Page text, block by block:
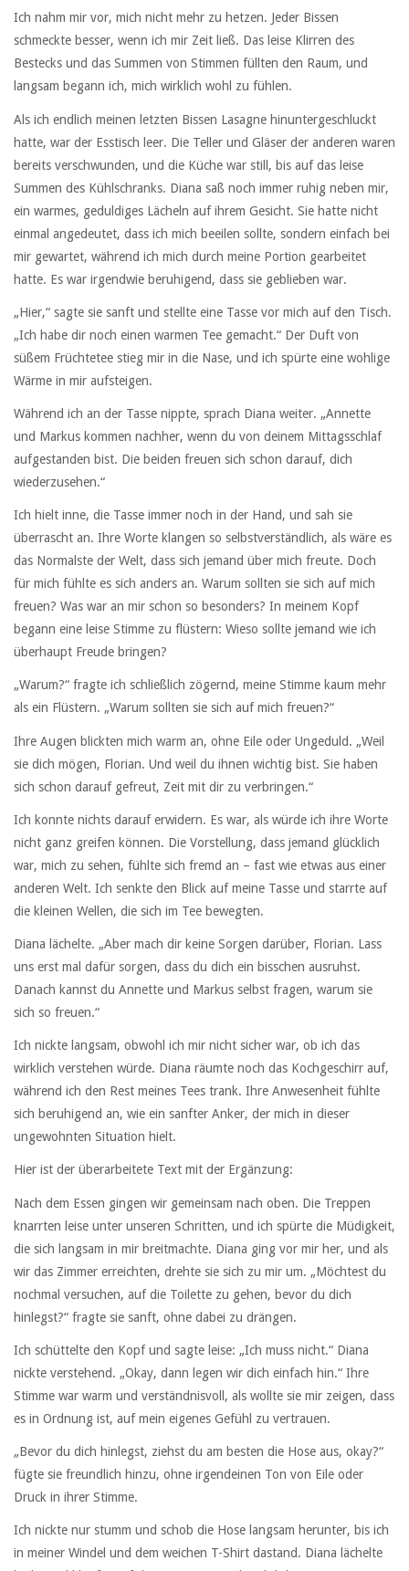
Ich nahm mir vor, mich nicht mehr zu hetzen. Jeder Bissen
schmeckte besser, wenn ich mir Zeit ließ. Das leise Klirren des
Bestecks und das Summen von Stimmen füllten den Raum, und
langsam begann ich, mich wirklich wohl zu fühlen.
Als ich endlich meinen letzten Bissen Lasagne hinuntergeschluckt
hatte, war der Esstisch leer. Die Teller und Gläser der anderen waren
bereits verschwunden, und die Küche war still, bis auf das leise
Summen des Kühlschranks. Diana saß noch immer ruhig neben mir,
ein warmes, geduldiges Lächeln auf ihrem Gesicht. Sie hatte nicht
einmal angedeutet, dass ich mich beeilen sollte, sondern einfach bei
mir gewartet, während ich mich durch meine Portion gearbeitet
hatte. Es war irgendwie beruhigend, dass sie geblieben war.
„Hier,“ sagte sie sanft und stellte eine Tasse vor mich auf den Tisch.
„Ich habe dir noch einen warmen Tee gemacht.“ Der Duft von
süßem Früchtetee stieg mir in die Nase, und ich spürte eine wohlige
Wärme in mir aufsteigen.
Während ich an der Tasse nippte, sprach Diana weiter. „Annette
und Markus kommen nachher, wenn du von deinem Mittagsschlaf
aufgestanden bist. Die beiden freuen sich schon darauf, dich
wiederzusehen.“
Ich hielt inne, die Tasse immer noch in der Hand, und sah sie
überrascht an. Ihre Worte klangen so selbstverständlich, als wäre es
das Normalste der Welt, dass sich jemand über mich freute. Doch
für mich fühlte es sich anders an. Warum sollten sie sich auf mich
freuen? Was war an mir schon so besonders? In meinem Kopf
begann eine leise Stimme zu flüstern: Wieso sollte jemand wie ich
überhaupt Freude bringen?
„Warum?“ fragte ich schließlich zögernd, meine Stimme kaum mehr
als ein Flüstern. „Warum sollten sie sich auf mich freuen?“
Ihre Augen blickten mich warm an, ohne Eile oder Ungeduld. „Weil
sie dich mögen, Florian. Und weil du ihnen wichtig bist. Sie haben
sich schon darauf gefreut, Zeit mit dir zu verbringen.“
Ich konnte nichts darauf erwidern. Es war, als würde ich ihre Worte
nicht ganz greifen können. Die Vorstellung, dass jemand glücklich
war, mich zu sehen, fühlte sich fremd an – fast wie etwas aus einer
anderen Welt. Ich senkte den Blick auf meine Tasse und starrte auf
die kleinen Wellen, die sich im Tee bewegten.
Diana lächelte. „Aber mach dir keine Sorgen darüber, Florian. Lass
uns erst mal dafür sorgen, dass du dich ein bisschen ausruhst.
Danach kannst du Annette und Markus selbst fragen, warum sie
sich so freuen.“
Ich nickte langsam, obwohl ich mir nicht sicher war, ob ich das
wirklich verstehen würde. Diana räumte noch das Kochgeschirr auf,
während ich den Rest meines Tees trank. Ihre Anwesenheit fühlte
sich beruhigend an, wie ein sanfter Anker, der mich in dieser
ungewohnten Situation hielt.
Hier ist der überarbeitete Text mit der Ergänzung:
Nach dem Essen gingen wir gemeinsam nach oben. Die Treppen
knarrten leise unter unseren Schritten, und ich spürte die Müdigkeit,
die sich langsam in mir breitmachte. Diana ging vor mir her, und als
wir das Zimmer erreichten, drehte sie sich zu mir um. „Möchtest du
nochmal versuchen, auf die Toilette zu gehen, bevor du dich
hinlegst?“ fragte sie sanft, ohne dabei zu drängen.
Ich schüttelte den Kopf und sagte leise: „Ich muss nicht.“ Diana
nickte verstehend. „Okay, dann legen wir dich einfach hin.“ Ihre
Stimme war warm und verständnisvoll, als wollte sie mir zeigen, dass
es in Ordnung ist, auf mein eigenes Gefühl zu vertrauen.
„Bevor du dich hinlegst, ziehst du am besten die Hose aus, okay?“
fügte sie freundlich hinzu, ohne irgendeinen Ton von Eile oder
Druck in ihrer Stimme.
Ich nickte nur stumm und schob die Hose langsam herunter, bis ich
in meiner Windel und dem weichen T-Shirt dastand. Diana lächelte